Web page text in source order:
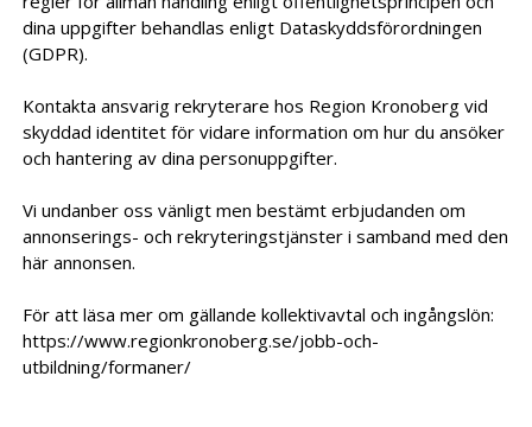
dina uppgifter behandlas enligt Dataskyddsförordningen
(GDPR).
Kontakta ansvarig rekryterare hos Region Kronoberg vid
skyddad identitet för vidare information om hur du ansöker
och hantering av dina personuppgifter.
Vi undanber oss vänligt men bestämt erbjudanden om
annonserings- och rekryteringstjänster i samband med den
här annonsen.
För att läsa mer om gällande kollektivavtal och ingångslön:
https://www.regionkronoberg.se/jobb-och-
utbildning/formaner/